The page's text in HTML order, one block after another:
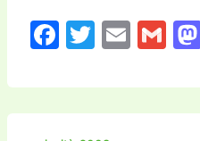
F
c
e
T
itt
er
E
ai
l
G
ai
l